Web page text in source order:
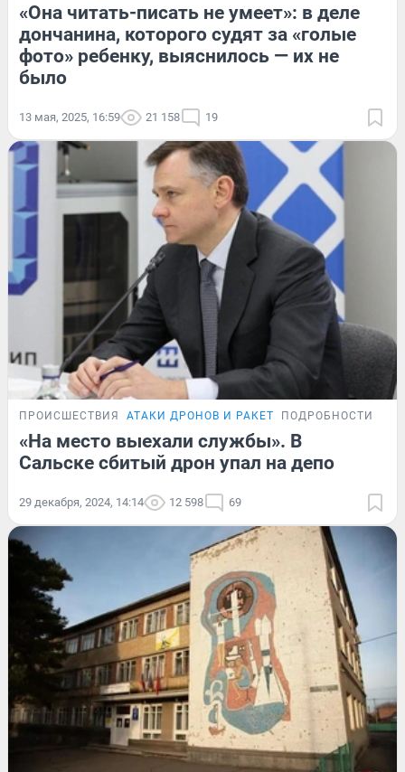
«Она читать-писать не умеет»: в деле
дончанина, которого судят за «голые
фото» ребенку, выяснилось — их не
было
13 мая, 2025, 16:59 21 158 19
ПРОИСШЕСТВИЯ АТАКИ ДРОНОВ И РАКЕТ ПОДРОБНОСТИ
«На место выехали службы». В
Сальске сбитый дрон упал на депо
29 декабря, 2024, 14:14 12 598 69